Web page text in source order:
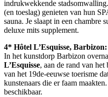
indrukwekkende
(en toeslag) genieten van hun
sauna. Je slaapt in een chambre
deluxe mits supplement.
4* Hôtel L’Esquisse, Barbizon:
In het kunstdorp Barbizon
L’Esquisse, aan de rand van
van het 19de-eeuwse toerisme
kunstenaars die er faam
beschikbaar.